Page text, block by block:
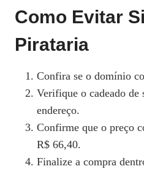
Como Evitar
Pirataria
Confira se o domínio
Verifique o cadeado de
endereço.
Confirme que o preço
R$ 66,40.
Finalize a compra